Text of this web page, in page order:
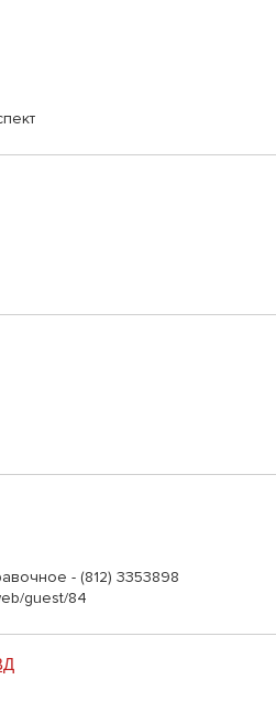
- (812) 3353898
guest/84